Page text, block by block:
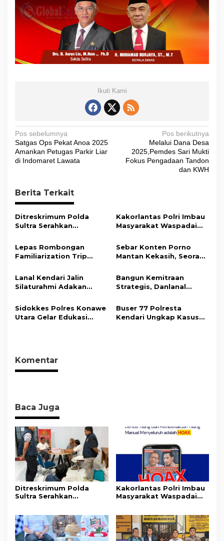
Ikuti Kami
N
a
v
g
a
s
p
o
s
Pos sebelumnya
Satgas Ops Pekat Anoa 2025
Amankan Petugas Parkir Liar
di Indomaret Lawata
Pos berikutnya
Melalui Dana Desa
2025,Pemdes Sari Mukti
Fokus Pengadaan Tandon
dan KWH
Berita Terkait
Ditreskrimum Polda
Sultra Serahkan
Bukti Kasus Dugaan
Penyelenggaraan
Perjalanan Ibadah Umrah
Kakorlantas Polri Imbau
Masyarakat Waspadai
Baru
Lepas Rombongan
Familiarization Trip
Promosikan Wisata dan
Gerakkan Ekonomi
Daerah
Sebar Konten Porno
Mantan Kekasih, Seorang
Tahun Penjara
Lanal Kendari Jalin
Silaturahmi Adakan
Bersama Insan Pers.
Bangun Kemitraan
Strategis, Danlanal
Wujudkan Informasi
Objektif dan Berimbang
Sidokkes Polres Konawe
Utara Gelar Edukasi
Sehat
Buser 77 Polresta
Kendari Ungkap Kasus
Komentar
Baca Juga
Ditreskrimum Polda
Sultra Serahkan
Penyelenggaraan
Perjalanan Ibadah Umrah
Tanpa Izin ke Kejaksaan
Kakorlantas Polri Imbau
Masyarakat Waspadai